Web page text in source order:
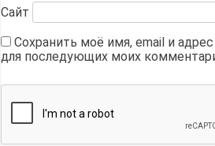
Сайт
Сохранить моё имя, email и
для последующих моих